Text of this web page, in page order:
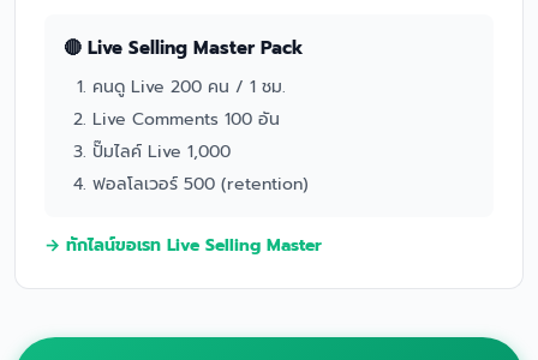
🔴 Live Selling Master Pack
คนดู Live 200 คน / 1 ชม.
Live Comments 100 อัน
ปั๊มไลค์ Live 1,000
ฟอลโลเวอร์ 500 (retention)
→ ทักไลน์ขอเรท Live Selling Master